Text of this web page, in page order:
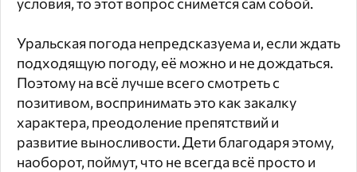
Уральская погода непредсказуема и, если ждать
подходящую погоду, её можно и не дождаться.
Поэтому на всё лучше всего смотреть с
позитивом, воспринимать это как закалку
характера, преодоление препятствий и
развитие выносливости. Дети благодаря этому,
наоборот, поймут, что не всегда всё просто и